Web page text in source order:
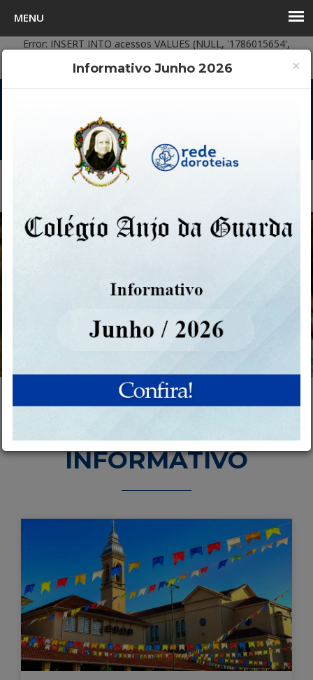
Error: INSERT INTO acessos VALUES (NULL, '1786015654',
Duplicate entry '96293170' for key 'PRIMARY'
Fale Conosco Portal do aluno
ANJO DA GUARDA
INFORMATIVO
×
Informativo Junho 2026